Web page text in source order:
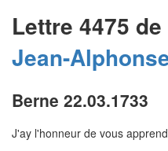
Lettre 4475 de
Jean-
Berne 22.03.1733
J'ay l'honneur de vous